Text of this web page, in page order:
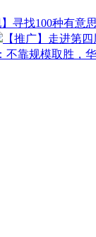
】寻找100种有意
【推广】走进第
不靠规模取胜，